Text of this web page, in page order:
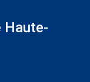
Haute-